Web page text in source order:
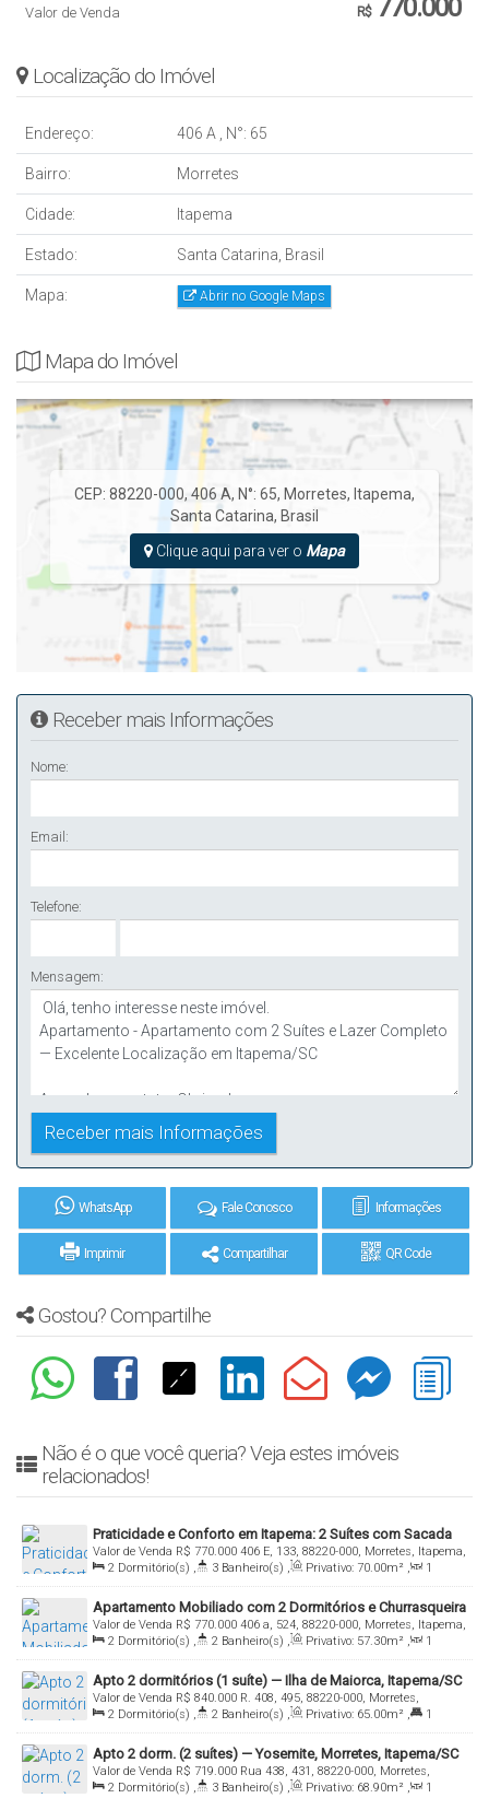
R$770.000
Valor de Venda
Localização do Imóvel
Endereço: 406 A N°: 65
Bairro: Morretes
Cidade: Itapema
Estado: Santa Catarina, Brasil
Mapa: Abrir no Google Maps
Mapa do Imóvel
CEP: 88220-000, 406 A, N°: 65, Morretes, Itapema,
Santa Catarina, Brasil
Clique aqui para ver o Mapa
Receber mais Informações
Nome:
Email:
Telefone:
Mensagem:
WhatsApp Fale Conosco Informações
Imprimir Compartilhar QR Code
Gostou? Compartilhe
Não é o que você queria? Veja estes imóveis
relacionados!
Praticidade e Conforto em Itapema: 2 Suítes com Sacada
Gourmet no Maria Valentina Residence
R$ 770.000
Valor de Venda
406 E, 133, 88220-000, Morretes, Itapema,
Santa Catarina, Brasil
2 Dormitório(s) , 3 Banheiro(s) , Privativo: 70.00m² ,
1
Sala(s) , 2 Suíte(s) , Total: 70.00m² , 1 Vaga(s)
Apartamento Mobiliado com 2 Dormitórios e Churrasqueira
no Residencial Carmelo, Itapema
R$ 770.000
Valor de Venda
406 a, 524, 88220-000, Morretes, Itapema,
Santa Catarina, Brasil
2 Dormitório(s) , 2 Banheiro(s) , Privativo: 57.30m² ,
1
Sala(s) , 1 Suíte(s) , Total: 57.30m² , 1 Vaga(s)
Apto 2 dormitórios (1 suíte) — Ilha de Maiorca, Itapema/SC
R$ 840.000
Valor de Venda
R. 408, 495, 88220-000, Morretes,
Itapema, Santa Catarina, Brasil
2 Dormitório(s) , 2 Banheiro(s) , Privativo: 65.00m² ,
1
Suíte(s) , 1 Vaga(s)
Apto 2 dorm. (2 suítes) — Yosemite, Morretes, Itapema/SC
R$ 719.000
Valor de Venda
Rua 438, 431, 88220-000, Morretes,
Itapema, Santa Catarina, Brasil
2 Dormitório(s) , 3 Banheiro(s) , Privativo: 68.90m² ,
1